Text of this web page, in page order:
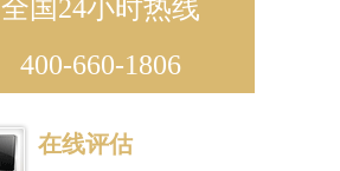
全国24小时热线
400-660-1806
在线评估